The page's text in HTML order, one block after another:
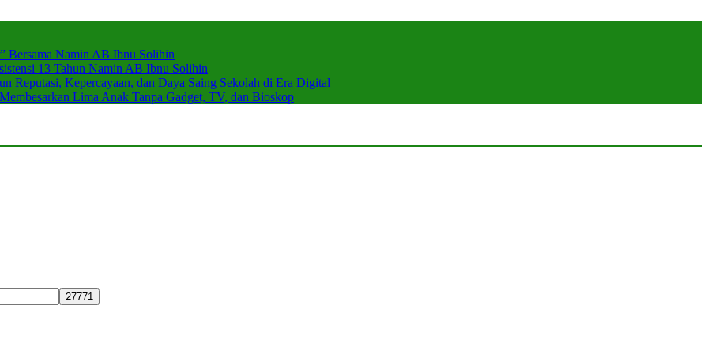
Bersama Namin AB Ibnu Solihin
13 Tahun Namin AB Ibnu Solihin
Reputasi, Kepercayaan, dan Daya Saing Sekolah di Era Digital
Lima Anak Tanpa Gadget, TV, dan Bioskop